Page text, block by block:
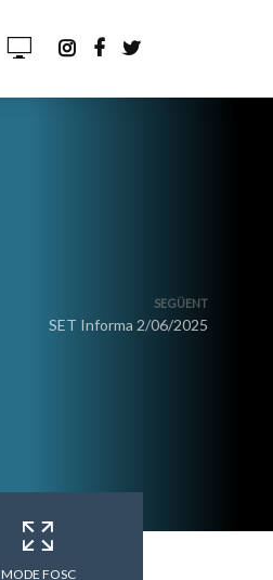
SEGÜENT
SET Informa 2/06/2025
MODE FOSC